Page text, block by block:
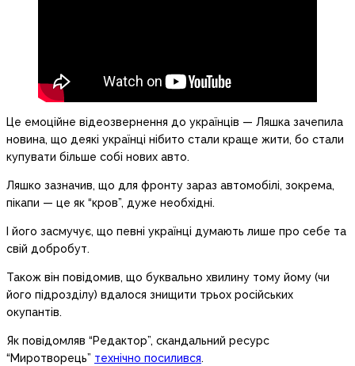
Це емоційне відеозвернення до українців — Ляшка зачепила
новина, що деякі українці нібито стали краще жити, бо стали
купувати більше собі нових авто.
Ляшко зазначив, що для фронту зараз автомобілі, зокрема,
пікапи — це як “кров”, дуже необхідні.
І його засмучує, що певні українці думають лише про себе та
свій добробут.
Також він повідомив, що буквально хвилину тому йому (чи
його підрозділу) вдалося знищити трьох російських
окупантів.
Як повідомляв “Редактор”, скандальний ресурс
“Миротворець” технічно посилився.